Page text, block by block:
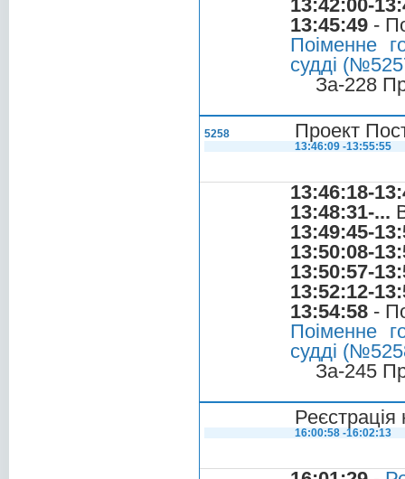
13:42:00-
13:45:49 -
Поіменне
судді
За-228
5258 Проект
13:46:09 -13:55:55
13:46:18-
13:48:31-...
13:49:45-
13:50:08-
13:50:57-
13:52:12-
13:54:58 -
Поіменне
судді
За-245
Реєстрація
16:00:58 -16:02:13